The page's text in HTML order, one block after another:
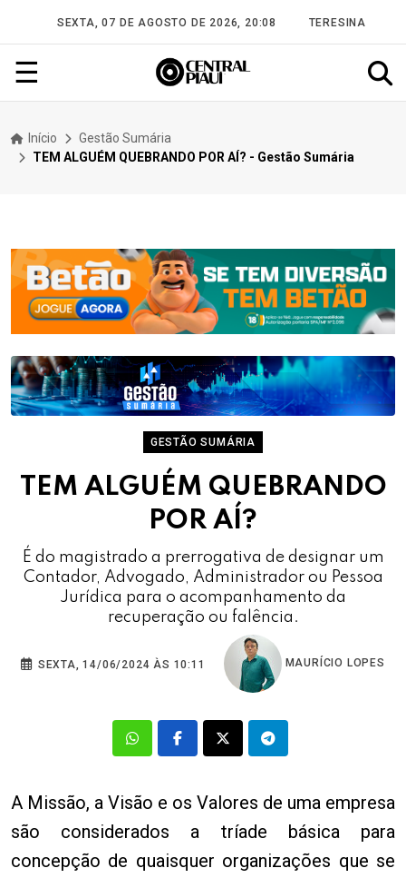
SEXTA, 07 DE AGOSTO DE 2026, 20:08 TERESINA
☰
Início
Gestão Sumária
TEM ALGUÉM QUEBRANDO POR AÍ? - Gestão Sumária
GESTÃO SUMÁRIA
TEM ALGUÉM QUEBRANDO
POR AÍ?
É do magistrado a prerrogativa de designar um
Contador, Advogado, Administrador ou Pessoa
Jurídica para o acompanhamento da
recuperação ou falência.
SEXTA, 14/06/2024 ÀS 10:11 MAURÍCIO LOPES
A Missão, a Visão e os Valores de uma empresa
são considerados a tríade básica para
concepção de quaisquer organizações que se